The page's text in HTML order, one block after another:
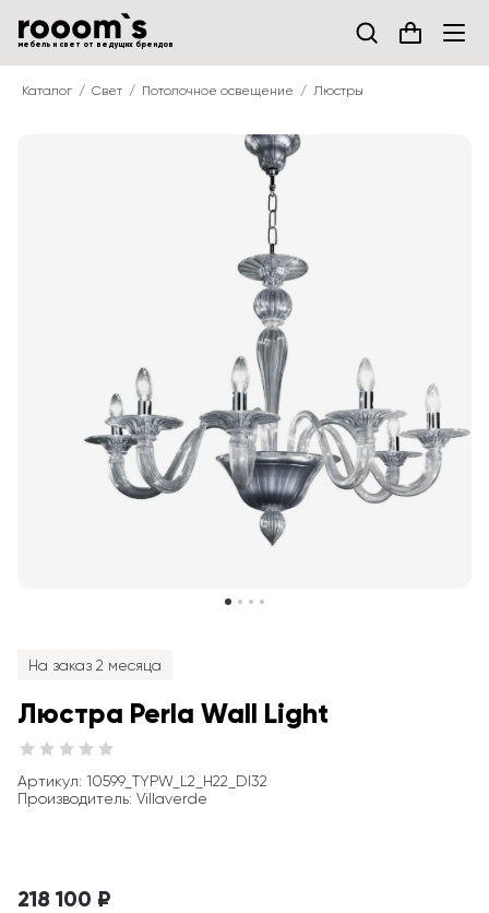
мебель и свет от ведущих брендов
Каталог Свет Потолочное освещение Люстры
На заказ 2 месяца
Люстра Perla Wall Light
Артикул: 10599_TYPW_L2_H22_DI32
Производитель: Villaverde
218 100 ₽